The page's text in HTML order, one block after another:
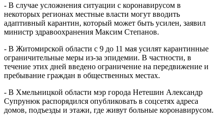
- В случае усложнения ситуации с коронавирусом в
некоторых регионах местные власти могут вводить
адаптивный карантин, который может быть усилен, заявил
министр здравоохранения Максим Степанов.
- В Житомирской области с 9 до 11 мая усилят карантинные
ограничительные меры из-за эпидемии. В частности, в
течение этих дней введено ограничение на передвижение и
пребывание граждан в общественных местах.
- В Хмельницкой области мэр города Нетешин Александр
Супрунюк распорядился опубликовать в соцсетях адреса
домов, подъезды и этажи, где живут больные коронавирусом.